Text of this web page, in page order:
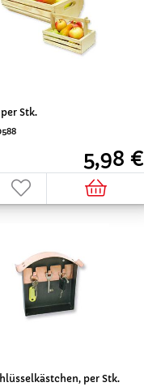
Stk.
5,98 €
per Stk.